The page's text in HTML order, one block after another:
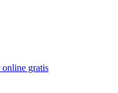
online gratis